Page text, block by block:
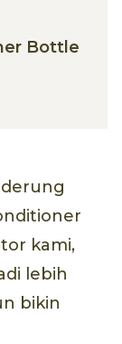
Bottle
kami,
lebih
bikin